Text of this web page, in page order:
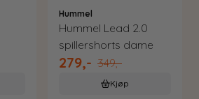
Hummel
Hummel Lead 2.0
spillershorts dame
279,- 349,-
Kjøp